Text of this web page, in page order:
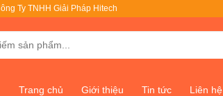
Ty TNHH Giải Pháp Hitech
Trang chủ Giới thiệu Tin tức Liên hệ